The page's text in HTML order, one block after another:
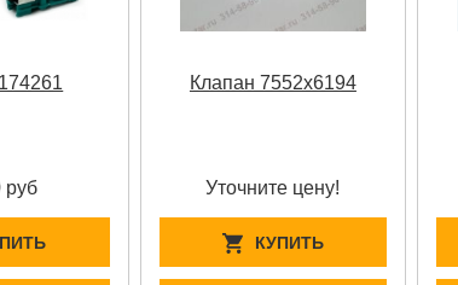
руб
Клапан 7552x6194
Уточните цену!
КУПИТЬ